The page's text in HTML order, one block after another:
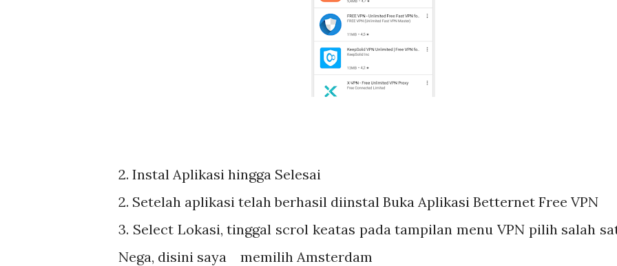
2. Instal Aplikasi hingga Selesai
2. Setelah aplikasi telah berhasil diinstal Buka Aplikasi Betternet Free VPN
3. Select Lokasi, tinggal scrol keatas pada tampilan menu VPN pilih salah
Nega, disini saya memilih Amsterdam